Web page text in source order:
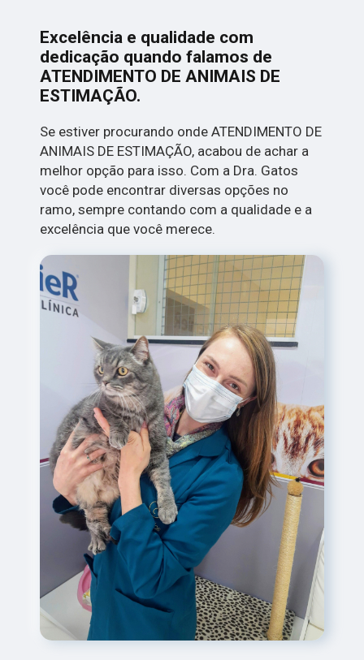
Excelência e qualidade com
dedicação quando falamos de
ATENDIMENTO DE ANIMAIS DE
ESTIMAÇÃO.
Se estiver procurando onde ATENDIMENTO DE
ANIMAIS DE ESTIMAÇÃO, acabou de achar a
melhor opção para isso. Com a Dra. Gatos
você pode encontrar diversas opções no
ramo, sempre contando com a qualidade e a
excelência que você merece.